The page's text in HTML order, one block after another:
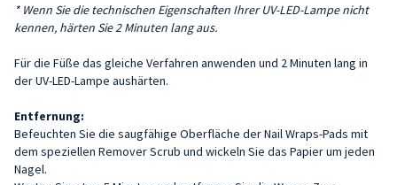
* Wenn Sie die technischen Eigenschaften Ihrer UV-LED-Lampe nicht
kennen, härten Sie 2 Minuten lang aus.
Für die Füße das gleiche Verfahren anwenden und 2 Minuten lang in
der UV-LED-Lampe aushärten.
Entfernung:
Befeuchten Sie die saugfähige Oberfläche der Nail Wraps-Pads mit
dem speziellen Remover Scrub und wickeln Sie das Papier um jeden
Nagel.